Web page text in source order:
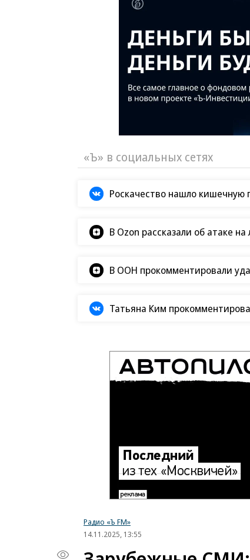
«Ъ» в социальных сетях
Роскачество нашло кишечную
В Ozon рассказали об атаке
В ООН прокомментировали
Татьяна Ким
Радио «Ъ FM»
14.11.2025, 13:55